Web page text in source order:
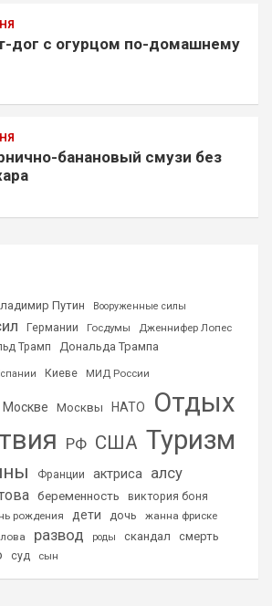
дог с огурцом по-домашнему
банановый смузи без
Путин Вооруженные силы
Германии Госдумы
Дженнифер Лопес
Трамп Дональда Трампа
Киеве МИД России
Москве Москвы НАТО
Отдых
РФ США Туризм
Франции актриса алсу
беременность
виктория боня
рождения дети дочь
жанна фриске
развод роды скандал смерть
суд сын